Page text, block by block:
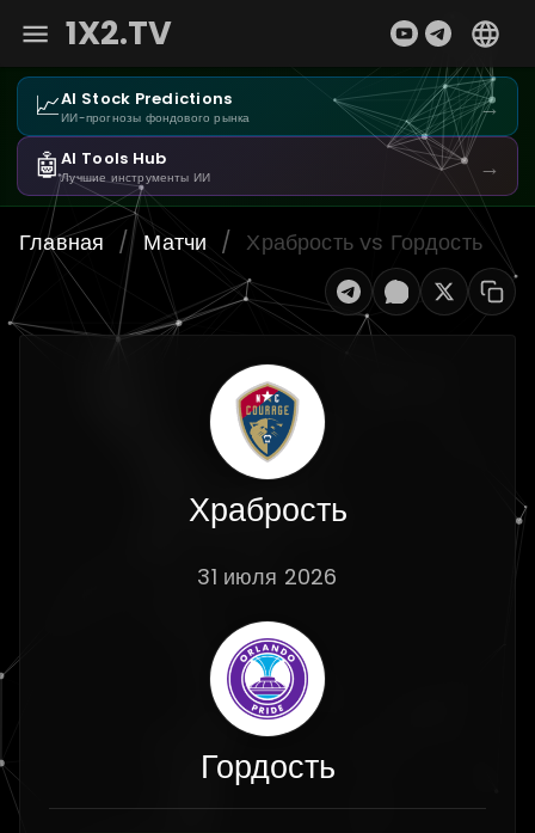
1X2.TV
📈AI Stock Predictions
ИИ-прогнозы фондового рынка →
🤖AI Tools Hub
Лучшие инструменты ИИ →
Главная / Матчи / Храбрость vs Гордость
Храбрость
31 июля 2026
Гордость